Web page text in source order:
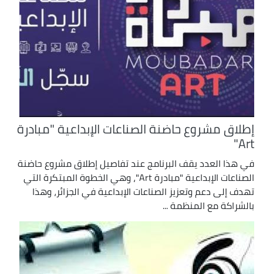
إطلاق مشروع حاضنة الصناعات الإبداعية "مبادرة
Art"
في هذا العدد يقف البرنامج عند تفاصيل إطلاق مشروع حاضنة
الصناعات الإبداعية "مبادرة Art"، وهي الخطوة المبتكرة التي
تهدف إلى دعم وتعزيز الصناعات الإبداعية في الجزائر، وهذا
بالشراكة مع المنظمة ...